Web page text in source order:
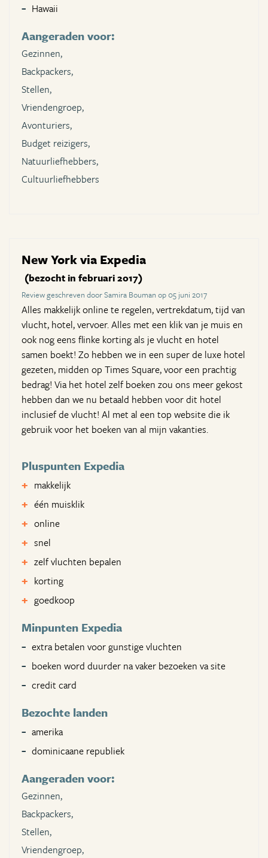
Hawaii
Aangeraden voor:
Gezinnen,
Backpackers,
Stellen,
Vriendengroep,
Avonturiers,
Budget reizigers,
Natuurliefhebbers,
Cultuurliefhebbers
New York via Expedia
(bezocht in februari 2017)
Review geschreven door Samira Bouman op 05 juni 2017
Alles makkelijk online te regelen, vertrekdatum, tijd van
vlucht, hotel, vervoer. Alles met een klik van je muis en
ook nog eens flinke korting als je vlucht en hotel
samen boekt! Zo hebben we in een super de luxe hotel
gezeten, midden op Times Square, voor een prachtig
bedrag! Via het hotel zelf boeken zou ons meer gekost
hebben dan we nu betaald hebben voor dit hotel
inclusief de vlucht! Al met al een top website die ik
gebruik voor het boeken van al mijn vakanties.
Pluspunten Expedia
makkelijk
één muisklik
online
snel
zelf vluchten bepalen
korting
goedkoop
Minpunten Expedia
extra betalen voor gunstige vluchten
boeken word duurder na vaker bezoeken va site
credit card
Bezochte landen
amerika
dominicaane republiek
Aangeraden voor:
Gezinnen,
Backpackers,
Stellen,
Vriendengroep,